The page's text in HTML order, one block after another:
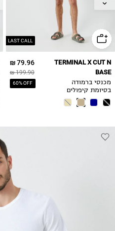
LAST CALL
XL
79.96 ₪
199.90 ₪
60% OFF
TERMINAL X CUT N
BASE
מכנסי ברמודה
בסיומת קיפולים